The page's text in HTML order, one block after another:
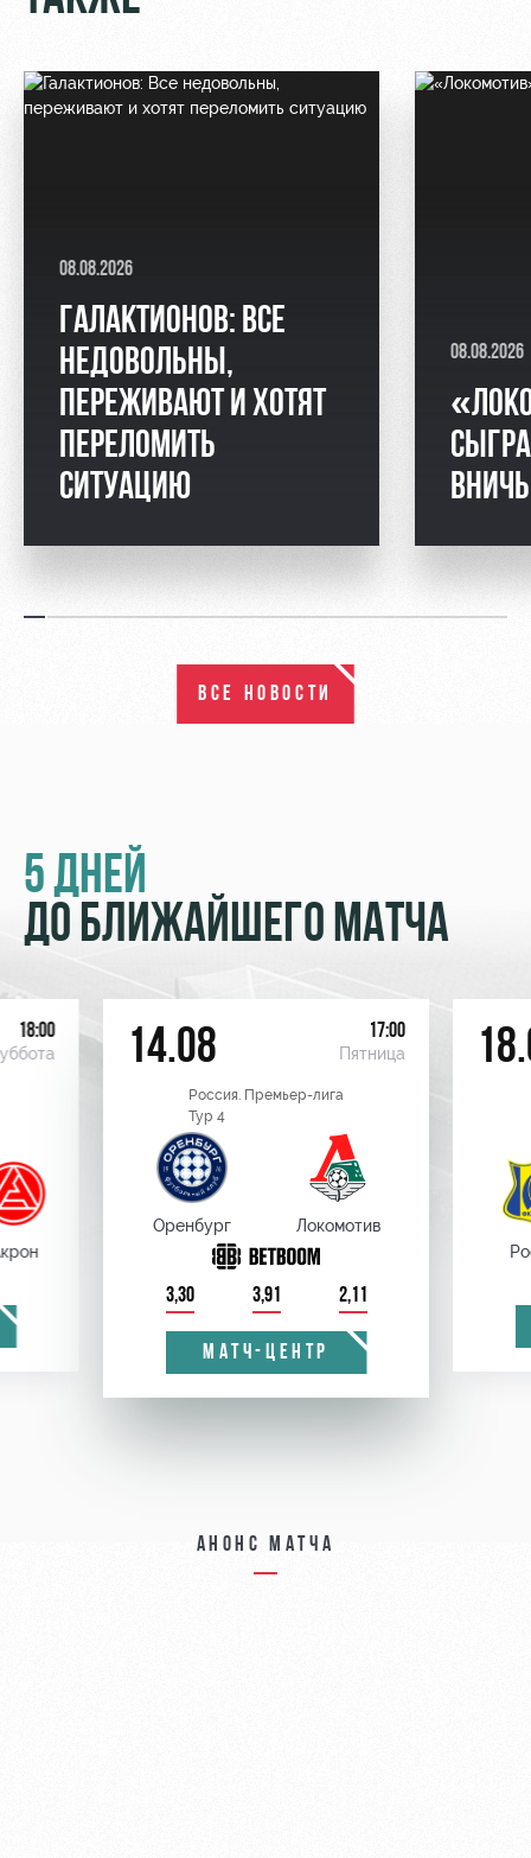
08.08.2026
ГАЛАКТИОНОВ: ВСЕ
НЕДОВОЛЬНЫ,
ПЕРЕЖИВАЮТ И ХОТЯТ
ПЕРЕЛОМИТЬ
СИТУАЦИЮ
08.08.2026
ВСЕ НОВОСТИ
5 ДНЕЙ
ДО БЛИЖАЙШЕГО МАТЧА
18:00 14.08 17:00
Пятница
Россия. Премьер-лига
Тур 4
Оренбург Локомотив
3,30 3,91 2,11
МАТЧ-ЦЕНТР
Анонс матча